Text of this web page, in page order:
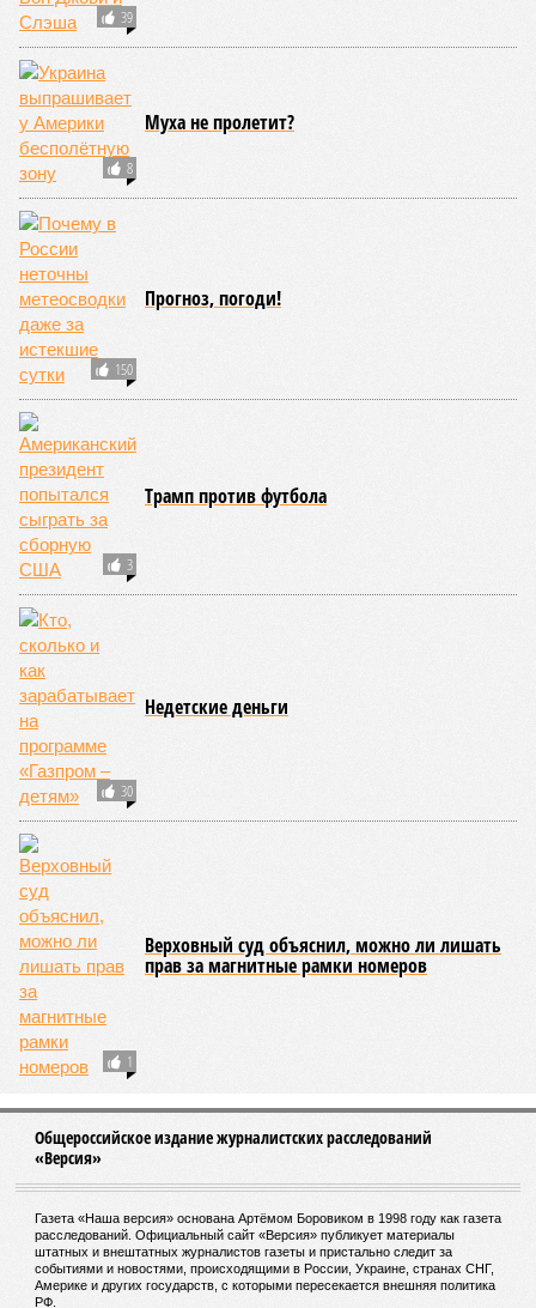
39
8
Муха не пролетит?
150
Прогноз, погоди!
3
Трамп против футбола
30
Недетские деньги
1
Верховный суд объяснил, можно ли лишать
прав за магнитные рамки номеров
Общероссийское издание журналистских расследований
«Версия»
Газета «Наша версия» основана Артёмом Боровиком в 1998 году как газета
расследований. Официальный сайт «Версия» публикует материалы
штатных и внештатных журналистов газеты и пристально следит за
событиями и новостями, происходящими в России, Украине, странах СНГ,
Америке и других государств, с которыми пересекается внешняя политика
РФ.